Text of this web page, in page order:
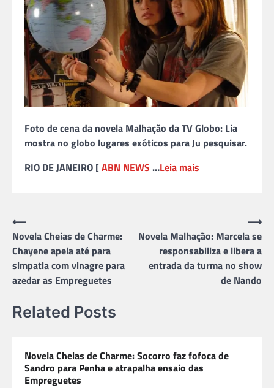
Foto de cena da novela Malhação da TV Globo: Lia
mostra no globo lugares exóticos para Ju pesquisar.
RIO DE JANEIRO [ABN NEWS …Leia mais
Navegação
de
Post
⟵
Novela Cheias de Charme:
Chayene apela até para
simpatia com vinagre para
azedar as Empreguetes
Novela Malhação: Marcela se
responsabiliza e libera a
entrada da turma no show
de Nando
⟶
Related Posts
Novela Cheias de Charme: Socorro faz fofoca de
Sandro para Penha e atrapalha ensaio das
Empreguetes